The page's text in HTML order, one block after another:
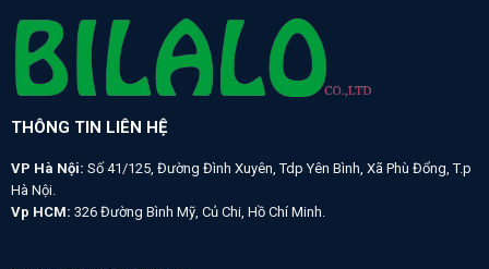
THÔNG TIN LIÊN HỆ
VP Hà Nội: Số 41/125, Đường Đình Xuyên, Tdp Yên Bình, Xã Phù Đổng, T.p
Hà Nội.
Vp HCM: 326 Đường Bình Mỹ, Củ Chi, Hồ Chí Minh.